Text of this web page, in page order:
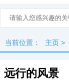
当前位置： 主页 >
远行的风景